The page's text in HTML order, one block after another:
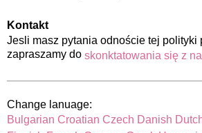
Kontakt
Jesli masz pytania odnoście tej polityki
zapraszamy do skonktatowania się z
Change lanuage:
Bulgarian Croatian Czech Danish